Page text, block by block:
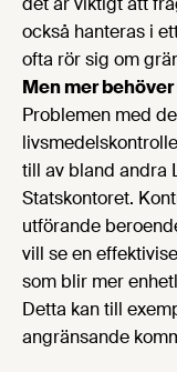
också hanteras i
ofta rör sig om
Men mer
Problemen med
till av bland andra
Statskontoret.
utförande
vill se en
som blir mer
Detta kan till
angränsande